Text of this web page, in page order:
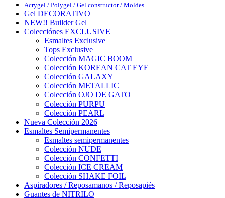
Acrygel / Polygel / Gel constructor / Moldes
Gel DECORATIVO
NEW!! Builder Gel
Colecciónes EXCLUSIVE
Esmaltes Exclusive
Tops Exclusive
Colección MAGIC BOOM
Colección KOREAN CAT EYE
Colección GALAXY
Colección METALLIC
Colección OJO DE GATO
Colección PURPU
Colección PEARL
Nueva Colección 2026
Esmaltes Semipermanentes
Esmaltes semipermanentes
Colección NUDE
Colección CONFETTI
Colección ICE CREAM
Colección SHAKE FOIL
Aspiradores / Reposamanos / Reposapiés
Guantes de NITRILO